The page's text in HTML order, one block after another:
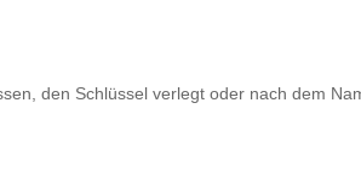
den Schlüssel verlegt oder nach dem